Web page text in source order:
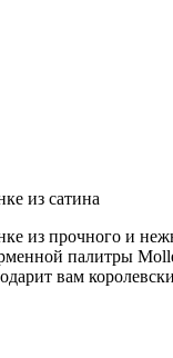
из сатина
из прочного и
палитры
вам